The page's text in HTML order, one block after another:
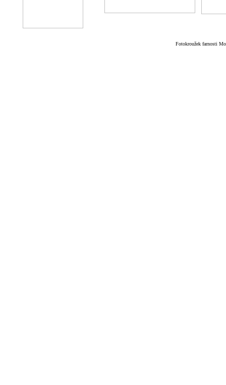
Fotokroužek farnosti